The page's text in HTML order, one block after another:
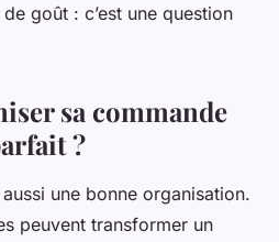
de goût : c’est une question
sa commande
?
une bonne organisation.
peuvent transformer un